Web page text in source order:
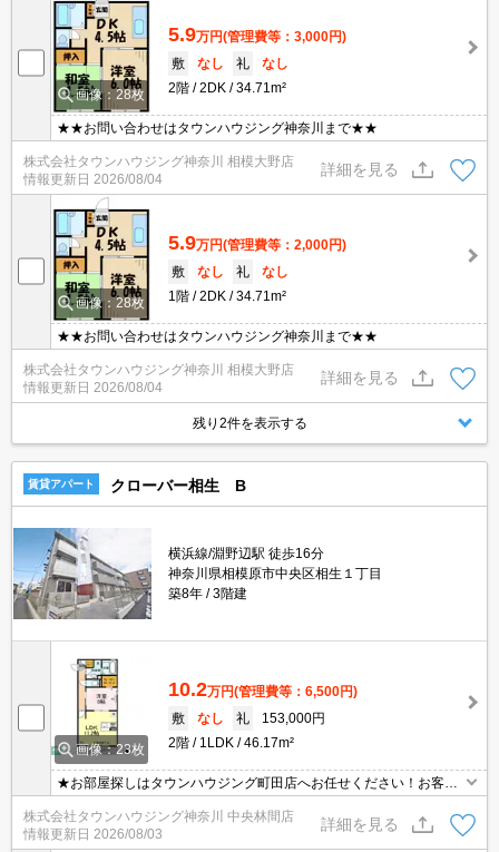
画像：28枚
5.9万円(管理費等：3,000円)
敷
なし 礼
なし
2階
2DK 34.71m²
★★お問い合わせはタウンハウジング神奈川まで★★
株式会社タウンハウジング神奈川 相模大野店
情報更新日 2026/08/04
詳細を見る
画像：28枚
5.9万円(管理費等：2,000円)
敷
なし 礼
なし
1階
2DK 34.71m²
★★お問い合わせはタウンハウジング神奈川まで★★
株式会社タウンハウジング神奈川 相模大野店
情報更新日 2026/08/04
詳細を見る
残り2件を表示する
賃貸アパート クローバー相生 B
横浜線/淵野辺駅 徒歩16分
神奈川県相模原市中央区相生１丁目
築8年
3階建
画像：23枚
10.2万円(管理費等：6,500円)
敷
なし 礼
153,000円
2階
1LDK 46.17m²
★お部屋探しはタウンハウジング町田店へお任せください！お客様
のご条件にピッタリなお部屋をご紹介可能です！！お引越しのプロ
が精一杯お手伝いさせていただきます！！★
株式会社タウンハウジング神奈川 中央林間店
情報更新日 2026/08/03
詳細を見る